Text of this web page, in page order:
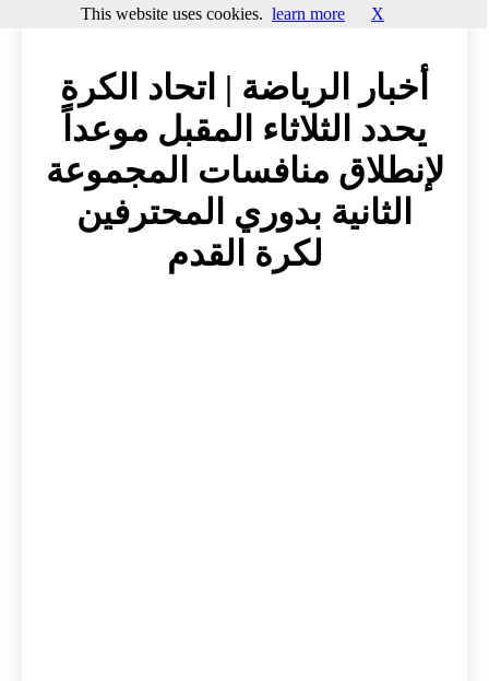
أخبار الرياضة | اتحاد الكرة
يحدد الثلاثاء المقبل موعداً
لإنطلاق منافسات المجموعة
الثانية بدوري المحترفين
لكرة القدم
This website uses cookies. learn more X